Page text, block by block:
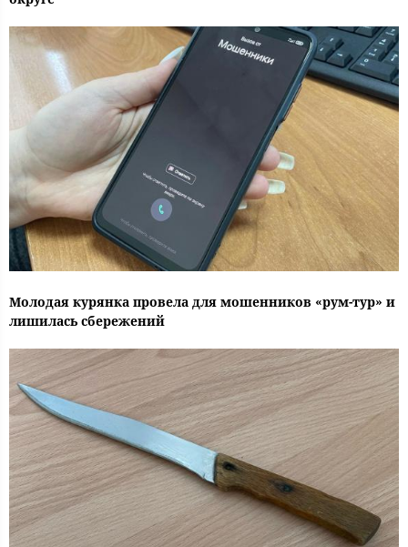
Молодая курянка провела для мошенников «рум-тур» и
лишилась сбережений